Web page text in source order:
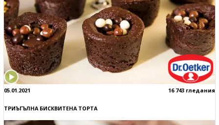
05.01.2021 16 743 гледания
ТРИЪГЪЛНА БИСКВИТЕНА ТОРТА